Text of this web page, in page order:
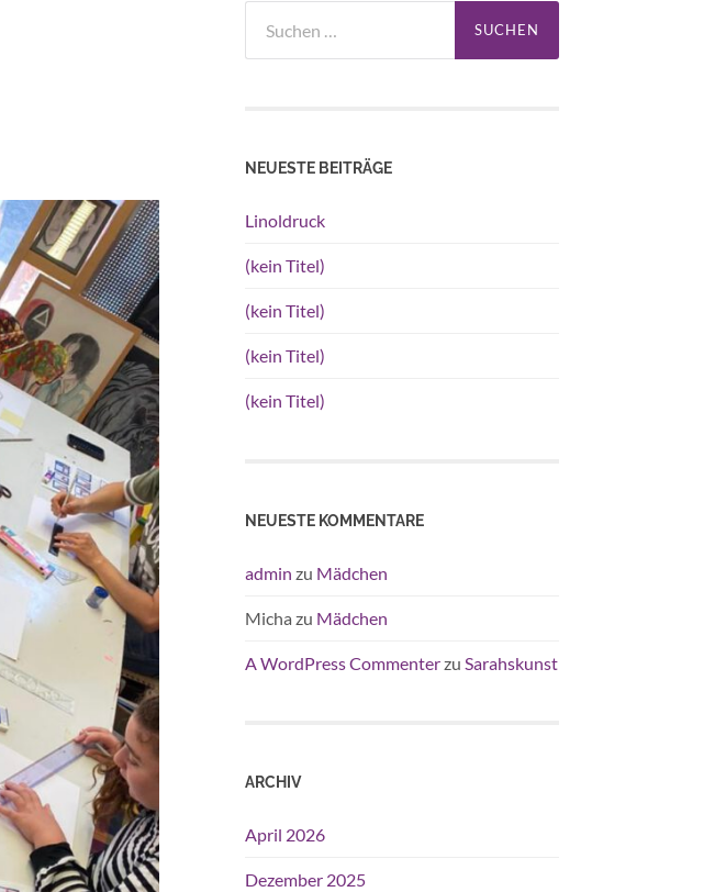
nach:
NEUESTE BEITRÄGE
Linoldruck
(kein Titel)
(kein Titel)
(kein Titel)
(kein Titel)
NEUESTE KOMMENTARE
admin zu Mädchen
Micha zu Mädchen
A WordPress Commenterzu Sarahskunst
ARCHIV
April 2026
Dezember 2025